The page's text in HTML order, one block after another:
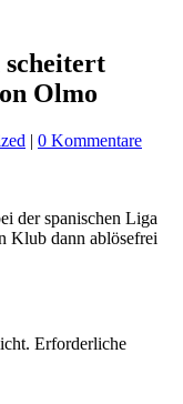
scheitert
Olmo
| 0 Kommentare
der spanischen Liga
Klub dann ablösefrei
Erforderliche